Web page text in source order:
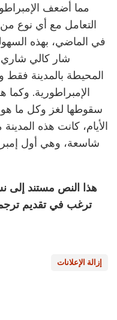
مما أضعف
التعامل مع أي نوع
في الماضي، بهذه
شار كالي
المحيطة بالمدينة فقط
الإمبراطورية. وكما
سقوطها لغز وكل ما
الأيام، كانت هذه
شاسعة، وهي أول
هذا النص مستند إلى
ترغب في تقديم
إزالة الإعلانات